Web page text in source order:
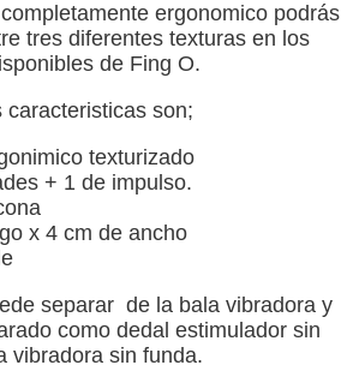
ergonomico podrás
tres diferentes texturas en los
de Fing O.
caracteristicas son;
texturizado
+ 1 de impulso.
x 4 cm de ancho
separar de la bala vibradora y
como dedal estimulador sin
vibradora sin funda.